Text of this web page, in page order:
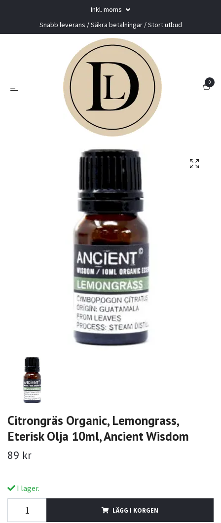
Inkl. moms
Snabb leverans / Säkra betalningar / Stort utbud
0
Citrongräs Organic, Lemongrass,
Eterisk Olja 10ml, Ancient Wisdom
89 kr
I lager.
LÄGG I KORGEN